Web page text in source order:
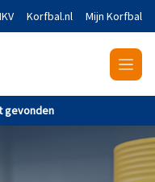
Korfbal.nl Mijn Korfbal
gevonden